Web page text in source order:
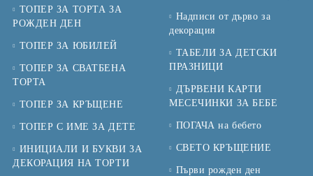
ТОПЕР ЗА ТОРТА ЗА
РОЖДЕН ДЕН
ТОПЕР ЗА ЮБИЛЕЙ
ТОПЕР ЗА СВАТБЕНА
ТОРТА
ТОПЕР ЗА КРЪЩЕНЕ
ТОПЕР С ИМЕ ЗА ДЕТЕ
ИНИЦИАЛИ И БУКВИ ЗА
ДЕКОРАЦИЯ НА ТОРТИ
Надписи от дърво за
декорация
ТАБЕЛИ ЗА ДЕТСКИ
ПРАЗНИЦИ
ДЪРВЕНИ КАРТИ
МЕСЕЧИНКИ ЗА БЕБЕ
ПОГАЧА на бебето
СВЕТО КРЪЩЕНИЕ
Първи рожден ден